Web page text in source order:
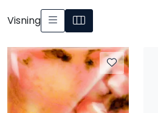
Visning
Glass
Bøker